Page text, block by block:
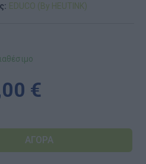
EDUCO (By HEUTINK)
€